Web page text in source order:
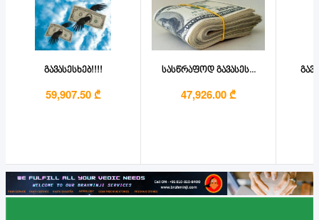
გავასესხებ!!!!
59,907.50 ₾
სასწრაფოდ გავასეს...
47,926.00 ₾